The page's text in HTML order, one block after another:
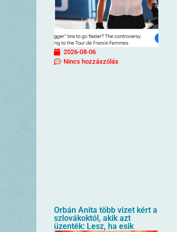
2026-08-06
Nincs hozzászólás
Orbán Anita több vizet kért a
szlovákoktól, akik azt
üzenték: Lesz, ha esik